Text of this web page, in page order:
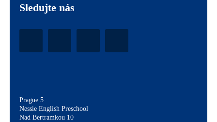
Sledujte nás
Prague 5
Nessie English Preschool
Nad Bertramkou 10